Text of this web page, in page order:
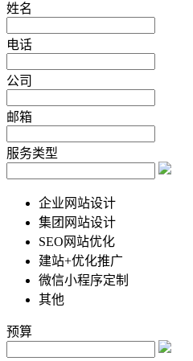
姓名
电话
公司
邮箱
服务类型
企业网站设计
集团网站设计
SEO网站优化
建站+优化推广
微信小程序定制
其他
预算